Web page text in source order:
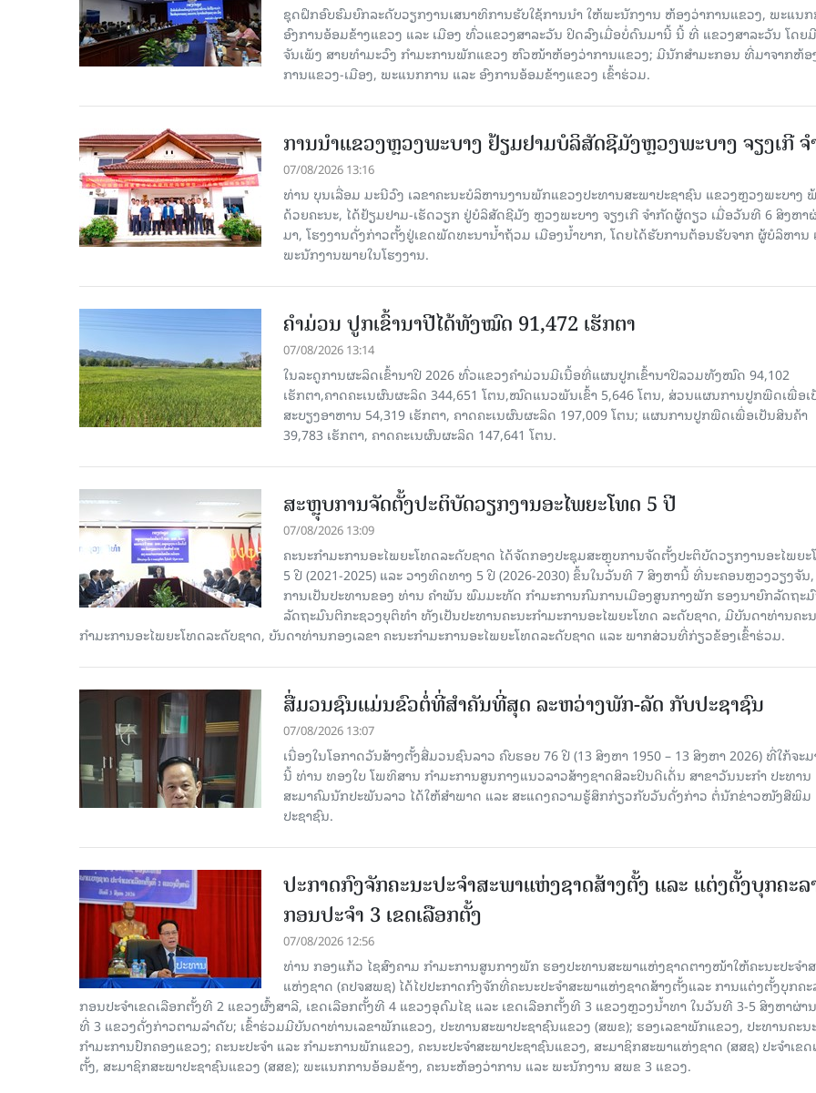
ຊຸດຝຶກອົບຮົມຍົກລະດັບວຽກງານເສນາທິການຮັບໃຊ້ການນໍາ ໃຫ້ພະນັກງານ ຫ້ອງວ່າການແຂວງ, ພະແນ
ອົງການອ້ອມຂ້າງແຂວງ ແລະ ເມືອງ ທົ່ວແຂວງສາລະວັນ ປິດລົງເມື່ອ​ບໍ່​ດົນ​ມາ​ນີ້ ນີ້ ທີ່ ແຂວງສາລະວັນ ໂດຍ​
ຈັນເພັງ ສາຍທຳມະວົງ ກຳມະການພັກແຂວງ ຫົວໜ້າຫ້ອງວ່າການແຂວງ; ມີນັກສຳມະກອນ ທີ່ມາຈາກຫ້ອ
ການແຂວງ-ເມືອງ, ພະແນກການ ແລະ ອົງການອ້ອມຂ້າງແຂວງ ເຂົ້າຮ່ວມ.
ການນຳແຂວງຫຼວງພະບາງ ຢ້ຽມ​ຢາມບໍ​ລິ​ສັດຊີມັງຫຼວງພະບາງ ຈຽງເກີ
07/08/2026 13:16
ທ່ານ ບຸນເລື່ອມ ມະນີວົງ ເລ​ຂາ​ຄະ​ນະ​ບໍ​ລິ​ຫານ​ງານ​ພັກແຂວງປະທານສະພາປະຊາຊົນ ແຂວງຫຼວງພະບາງ
ດ້ວຍຄະນະ, ໄດ້ຢ້ຽມຢາມ-ເຮັດວຽກ ຢູ່ບໍລິສັດຊີມັງ ຫຼວງພະບາງ ຈຽງເກີ ຈໍາກັດຜູ້ດຽວ ເມື່ອ​ວັນ​ທີ 6 ສິງ​ຫາ​
ມາ, ໂຮງ​ງານ​ດັ່ງ​ກ່າວຕັ້ງຢູ່ເຂດພັດທະນານ້ຳຖ້ວມ ເມືອງນໍ້າບາກ, ໂດຍໄດ້ຮັບການຕ້ອນຮັບຈາກ ຜູ້ບໍລິຫານ
ພະນັກງານພາຍໃນໂຮງງານ.
ຄໍາມ່ວນ ປູກເຂົ້ານາປີໄດ້ທັງໝົດ 91,472 ເຮັກຕາ
07/08/2026 13:14
ໃນລະດູການຜະລິດເຂົ້ານາປີ 2026 ທົ່ວແຂວງຄໍາມ່ວນມີເນື້ອທີ່ແຜນປູກເຂົ້ານາປີລວມທັງໝົດ 94,102
ເຮັກຕາ,ຄາດຄະເນຜົນຜະລິດ 344,651 ໂຕນ,ໝົດແນວພັນເຂົ້າ 5,646 ໂຕນ, ສ່ວນແຜນການປູກພືດເພື່ອເ
ສະບຽງອາຫານ 54,319 ເຮັກຕາ, ຄາດຄະເນຜົນຜະລິດ 197,009 ໂຕນ; ແຜນການປູກພືດເພື່ອເປັນສິນຄ້າ
39,783 ເຮັກຕາ, ຄາດຄະເນຜົນຜະລິດ 147,641 ໂຕນ.
ສະຫຼຸບການຈັດຕັ້ງປະຕິບັດວຽກງານອະໄພຍະໂທດ 5 ປີ
07/08/2026 13:09
ຄະນະກຳມະການອະໄພຍະໂທດລະດັບຊາດ ໄດ້ຈັດກອງປະຊຸມສະຫຼຸບການຈັດຕັ້ງປະຕິບັດວຽກງານອະໄພຍ
5 ປີ (2021-2025) ແລະ ວາງທິດທາງ 5 ປີ (2026-2030) ຂຶ້ນໃນວັນທີ 7 ສິງຫານີ້ ທີ່ນະຄອນຫຼວງວຽງຈັນ
ການເປັນປະທານຂອງ ທ່ານ ຄໍາພັນ ພົມມະທັດ ກຳມະການກົມການເມືອງສູນກາງພັກ ຮອງນາຍົກລັດຖະ
ລັດຖະມົນຕີກະຊວງຍຸຕິທຳ ທັງເປັນປະທານຄະນະກຳມະການອະໄພຍະໂທດ ລະດັບຊາດ, ມີບັນດາທ່ານຄະ
ກໍາມະການອະໄພຍະໂທດລະດັບຊາດ, ບັນດາທ່ານກອງເລຂາ ຄະນະກຳມະການອະໄພຍະໂທດລະດັບຊາດ ແລະ ພາກສ່ວນທີ່ກ່ຽວຂ້ອງເຂົ້າຮ່ວມ.
ສື່ມວນຊົນແມ່ນຂົວຕໍ່ທີ່ສໍາຄັນທີ່ສຸດ ລະຫວ່າງພັກ-ລັດ ກັບປະຊາຊົນ
07/08/2026 13:07
ເນື່ອງໃນໂອກາດວັນສ້າງຕັ້ງສື່ມວນຊົນລາວ ຄົບຮອບ 76 ປີ (13 ສິງຫາ 1950 – 13 ສິງຫາ 2026) ທີ່ໃກ້ຈະມ
ນີ້ ທ່ານ ທອງໃບ ໂພທິສານ ກໍາມະການສູນກາງແນວລາວສ້າງຊາດສິລະປິນດີເດັ່ນ ສາຂາວັນນະກໍາ ປະທານ
ສະມາຄົມນັກປະພັນລາວ ໄດ້ໃຫ້ສໍາພາດ ແລະ ສະແດງຄວາມຮູ້ສຶກກ່ຽວກັບວັນດັ່ງກ່າວ ຕໍ່ນັກຂ່າວໜັງສືພິມ
ປະຊາຊົນ.
ປະກາດກົງຈັກຄະນະປະຈໍາສະພາແຫ່ງຊາດສ້າງຕັ້ງ ແລະ ແຕ່ງຕັ້ງບຸກຄະລ
ກອນປະຈໍາ 3 ເຂດເລືອກຕັ້ງ
07/08/2026 12:56
ທ່ານ ກອງແກ້ວ ໄຊສົງຄາມ ກຳມະການສູນກາງພັກ ຮອງປະທານສະພາແຫ່ງຊາດຕາງໜ້າໃຫ້ຄະນະປະຈໍາ
ແຫ່ງຊາດ (ຄປຈສພຊ) ໄດ້ໄປປະກາດກົງຈັກທີ່ຄະນະປະຈໍາສະພາແຫ່ງຊາດສ້າງຕັ້ງແລະ ການແຕ່ງຕັ້ງບຸກຄະ
ກອນປະຈໍາເຂດເລືອກຕັ້ງທີ 2 ແຂວງຜົ້ງສາລີ, ເຂດເລືອກຕັ້ງທີ 4 ແຂວງອຸດົມໄຊ ແລະ ເຂດເລືອກຕັ້ງທີ 3 ແຂວງຫຼວງນ້ຳທາ ໃນວັນທີ 3-5 ສິງຫາຜ່າ
ທີ່ 3 ແຂວງດັ່ງກ່າວຕາມລຳດັບ; ເຂົ້າຮ່ວມມີບັນດາທ່ານເລຂາພັກແຂວງ, ປະທານສະພາປະຊາຊົນແຂວງ (ສພຂ); ຮອງເລຂາພັກແຂວງ, ປະທານຄະນ
ກໍາມະການປົກຄອງແຂວງ; ຄະນະປະຈໍາ ແລະ ກໍາມະການພັກແຂວງ, ຄະນະປະຈໍາສະພາປະຊາຊົນແຂວງ, ສະມາຊິກສະພາແຫ່ງຊາດ (ສສຊ) ປະຈໍາເຂດ
ຕັ້ງ, ສະມາຊິກສະພາປະຊາຊົນແຂວງ (ສສຂ); ພະແນກການອ້ອມຂ້າງ, ຄະນະຫ້ອງວ່າການ ແລະ ພະນັກງານ ສພຂ 3 ແຂວງ.